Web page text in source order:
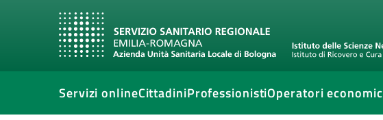
Servizi onlineCittadiniProfessionistiOperatori